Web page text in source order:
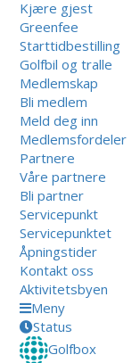
Kjære gjest
Greenfee
Starttidbestilling
Golfbil og tralle
Medlemskap
Bli medlem
Meld deg inn
Medlemsfordeler
Partnere
Våre partnere
Bli partner
Servicepunkt
Servicepunktet
Åpningstider
Kontakt oss
Aktivitetsbyen
Meny
Status
Golfbox